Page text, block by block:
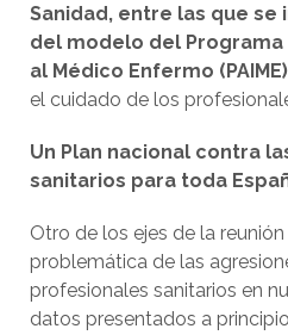
Sanidad, entre las que se
del modelo del
al Médico Enfermo (PAIME)
el cuidado de los
Un Plan nacional contra
sanitarios para toda
Otro de los ejes de la
problemática de las
profesionales sanitarios en
datos presentados a